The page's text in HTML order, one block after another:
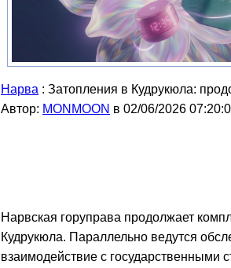
Нарва : Затопления в Кудрукюла:
Автор: MONMOON в 02/06/2026
Нарвская горуправа продолжает
Кудрукюла. Параллельно ведутся
взаимодействие с государственными